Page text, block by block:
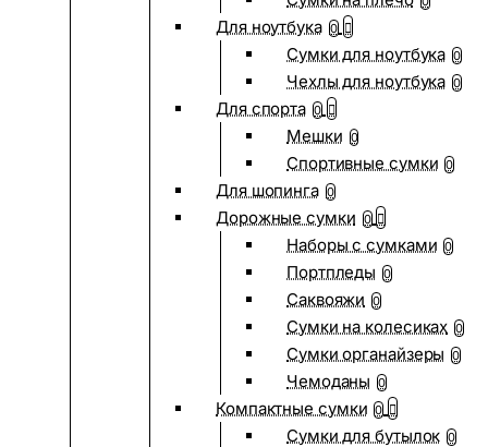
Для ноутбука 0
Сумки для ноутбука 0
Чехлы для ноутбука 0
Для спорта 0
Мешки 0
Спортивные сумки 0
Для шопинга 0
Дорожные сумки 0
Наборы с сумками 0
Портпледы 0
Саквояжи 0
Сумки на колесиках 0
Сумки органайзеры 0
Чемоданы 0
Компактные сумки 0
Сумки для бутылок 0